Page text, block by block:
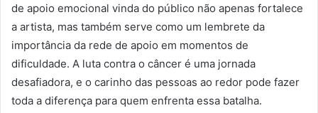
de apoio emocional vinda do público não apenas fortalece
a artista, mas também serve como um lembrete da
importância da rede de apoio em momentos de
dificuldade. A luta contra o câncer é uma jornada
desafiadora, e o carinho das pessoas ao redor pode fazer
toda a diferença para quem enfrenta essa batalha.